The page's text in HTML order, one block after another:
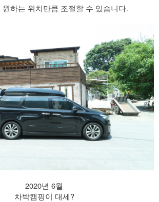
하는 위치만큼 조절할 수 있습니다.
2020년 6월
차박캠핑이 대세?